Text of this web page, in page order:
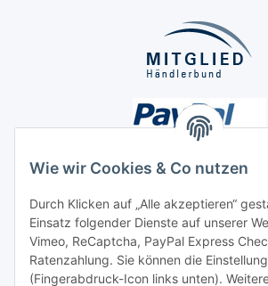
Wie wir Cookies & Co nutzen
Durch Klicken auf „Alle akzeptieren“
Einsatz folgender Dienste auf unserer
Vimeo, ReCaptcha, PayPal Express
Ratenzahlung. Sie können die
(Fingerabdruck-Icon links unten).
Unsere Seiten
Social Media